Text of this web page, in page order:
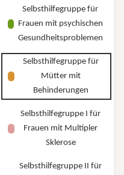
Selbsthilfegruppe für
Frauen mit psychischen
Gesundheitsproblemen
Selbsthilfegruppe für
Mütter mit
Behinderungen
Selbsthilfegruppe I für
Frauen mit Multipler
Sklerose
Selbsthilfegruppe II für